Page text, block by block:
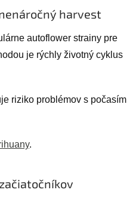
harvest
autoflower strainy pre
je rýchly životný cyklus
riziko problémov s počasím
.